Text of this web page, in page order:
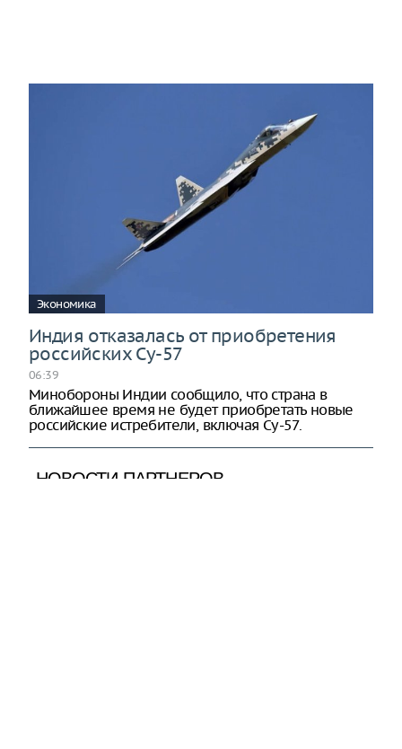
Экономика
Индия отказалась от приобретения
российских Су-57
06:39
Минобороны Индии сообщило, что страна в
ближайшее время не будет приобретать новые
российские истребители, включая Су-57.